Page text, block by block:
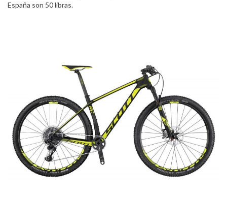
España son 50 libras.